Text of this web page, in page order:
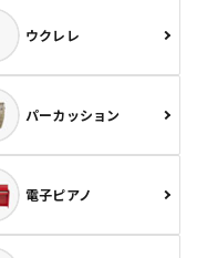
ウクレレ
パーカッション
電子ピアノ